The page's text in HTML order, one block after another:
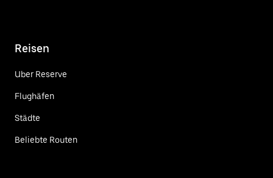
Reisen
Uber Reserve
Flughäfen
Städte
Beliebte Routen